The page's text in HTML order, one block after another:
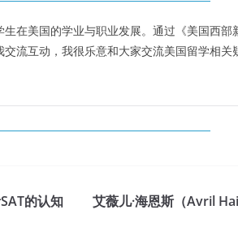
在美国的学业与职业发展。通过《美国西部
流互动，我很乐意和大家交流美国留学相
的认知
艾薇儿·海恩斯（Avril